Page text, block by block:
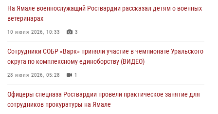
Сотрудники СОБР «Варк» повышают боевое мастерство на Ямале
30 июля 2026, 09:34 1
Офицеры спецназа Росгвардии провели практическое занятие для
сотрудников прокуратуры на Ямале
29 июля 2026, 10:42 4
На Ямале военнослужащий Росгвардии рассказал детям о военных
ветеринарах
10 июля 2026, 10:33 3
Сотрудники СОБР «Варк» приняли участие в чемпионате Уральского
округа по комплексному единоборству (ВИДЕО)
28 июля 2026, 05:28 1
Офицеры спецназа Росгвардии провели практическое занятие для
сотрудников прокуратуры на Ямале